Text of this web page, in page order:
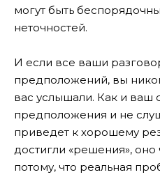
могут быть
неточностей.
И если все ваши
предположений, вы
вас услышали. Как и ваш
предположения и не
приведет к хорошему
достигли «решения», оно
потому, что реальная